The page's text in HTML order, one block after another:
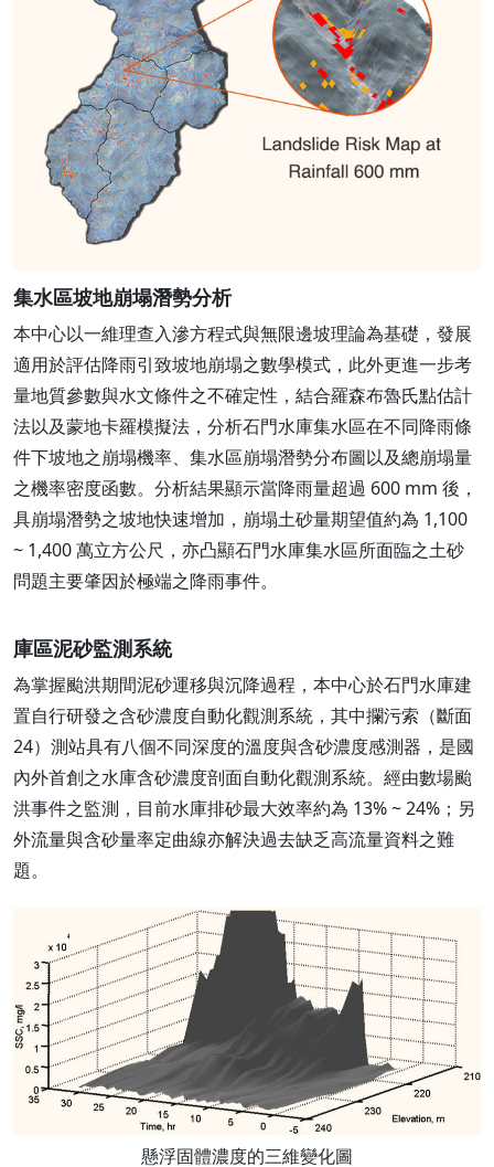
集水區坡地崩塌潛勢分析
本中心以一維理查入滲方程式與無限邊坡理論為基礎，發展
適用於評估降雨引致坡地崩塌之數學模式，此外更進一步考
量地質參數與水文條件之不確定性，結合羅森布魯氏點估計
法以及蒙地卡羅模擬法，分析石門水庫集水區在不同降雨條
件下坡地之崩塌機率、集水區崩塌潛勢分布圖以及總崩塌量
之機率密度函數。分析結果顯示當降雨量超過 600 mm 後，
具崩塌潛勢之坡地快速增加，崩塌土砂量期望值約為 1,100
~ 1,400 萬立方公尺，亦凸顯石門水庫集水區所面臨之土砂
問題主要肇因於極端之降雨事件。
庫區泥砂監測系統
為掌握颱洪期間泥砂運移與沉降過程，本中心於石門水庫建
置自行研發之含砂濃度自動化觀測系統，其中攔污索（斷面
24）測站具有八個不同深度的溫度與含砂濃度感測器，是國
內外首創之水庫含砂濃度剖面自動化觀測系統。經由數場颱
洪事件之監測，目前水庫排砂最大效率約為 13% ~ 24%；另
外流量與含砂量率定曲線亦解決過去缺乏高流量資料之難
題。
懸浮固體濃度的三維變化圖